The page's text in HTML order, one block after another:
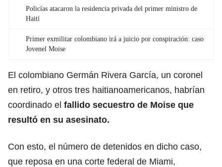
Policías atacaron la residencia privada del primer ministro de
Haití
Primer exmilitar colombiano irá a juicio por conspiración: caso
Jovenel Moise
El colombiano Germán Rivera García, un coronel
en retiro, y otros tres haitianoamericanos, habrían
coordinado el fallido secuestro de Moise que
resultó en su asesinato.
Con esto, el número de detenidos en dicho caso,
que reposa en una corte federal de Miami,